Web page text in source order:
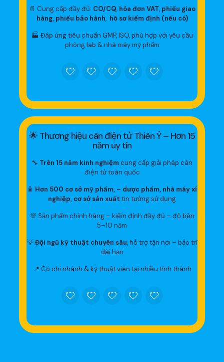
📄 Cung cấp đầy đủ: CO/CQ, hóa đơn VAT, phiếu giao
hàng, phiếu bảo hành, hồ sơ kiểm định (nếu có)
🏭 Đáp ứng tiêu chuẩn GMP, ISO, phù hợp với yêu cầu
phòng lab & nhà máy mỹ phẩm
🌟 Thương hiệu cân điện tử Thiên Ý – Hơn 15
năm uy tín
🔧 Trên 15 năm kinh nghiệmcung cấp giải pháp cân
điện tử toàn quốc
🧴 Hơn 500 cơ sở mỹ phẩm, – dược phẩm, nhà máy xí
nghiệp, cơ sở sản xuất tin tưởng sử dụng
💯 Sản phẩm chính hãng – kiểm định đầy đủ – độ bền
5–10 năm
💡Đội ngũ kỹ thuật chuyên sâu, hỗ trợ tận nơi – bảo trì
dài hạn
📍 Có chi nhánh & kỹ thuật viên tại nhiều tỉnh thành